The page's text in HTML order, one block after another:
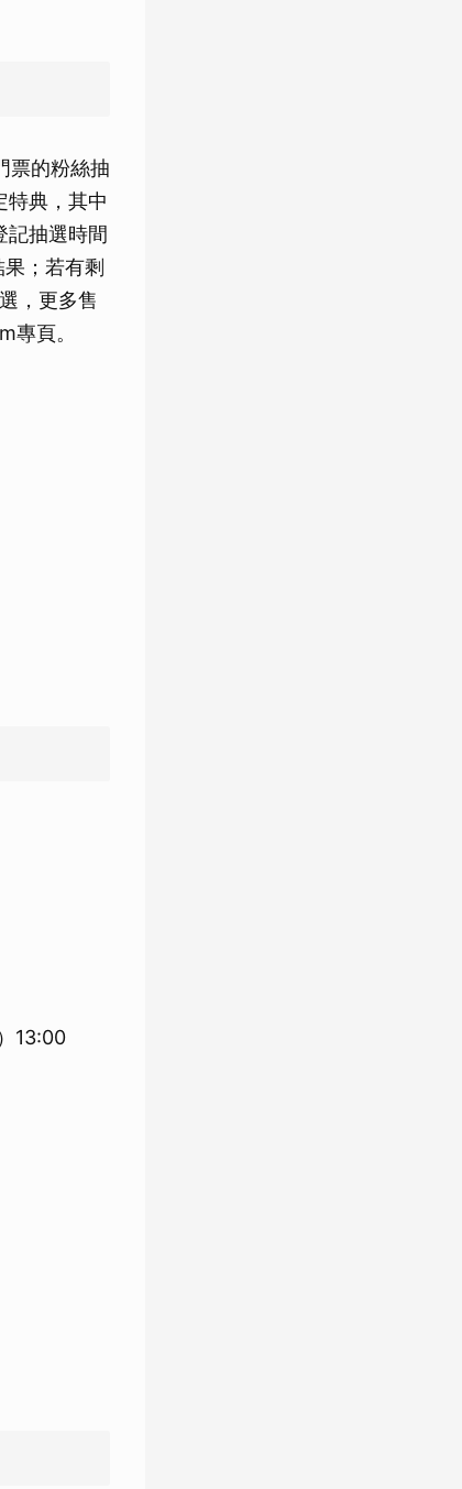
票的粉絲抽
特典，其中
記抽選時間
；若有剩
，更多售
專頁。
13:00